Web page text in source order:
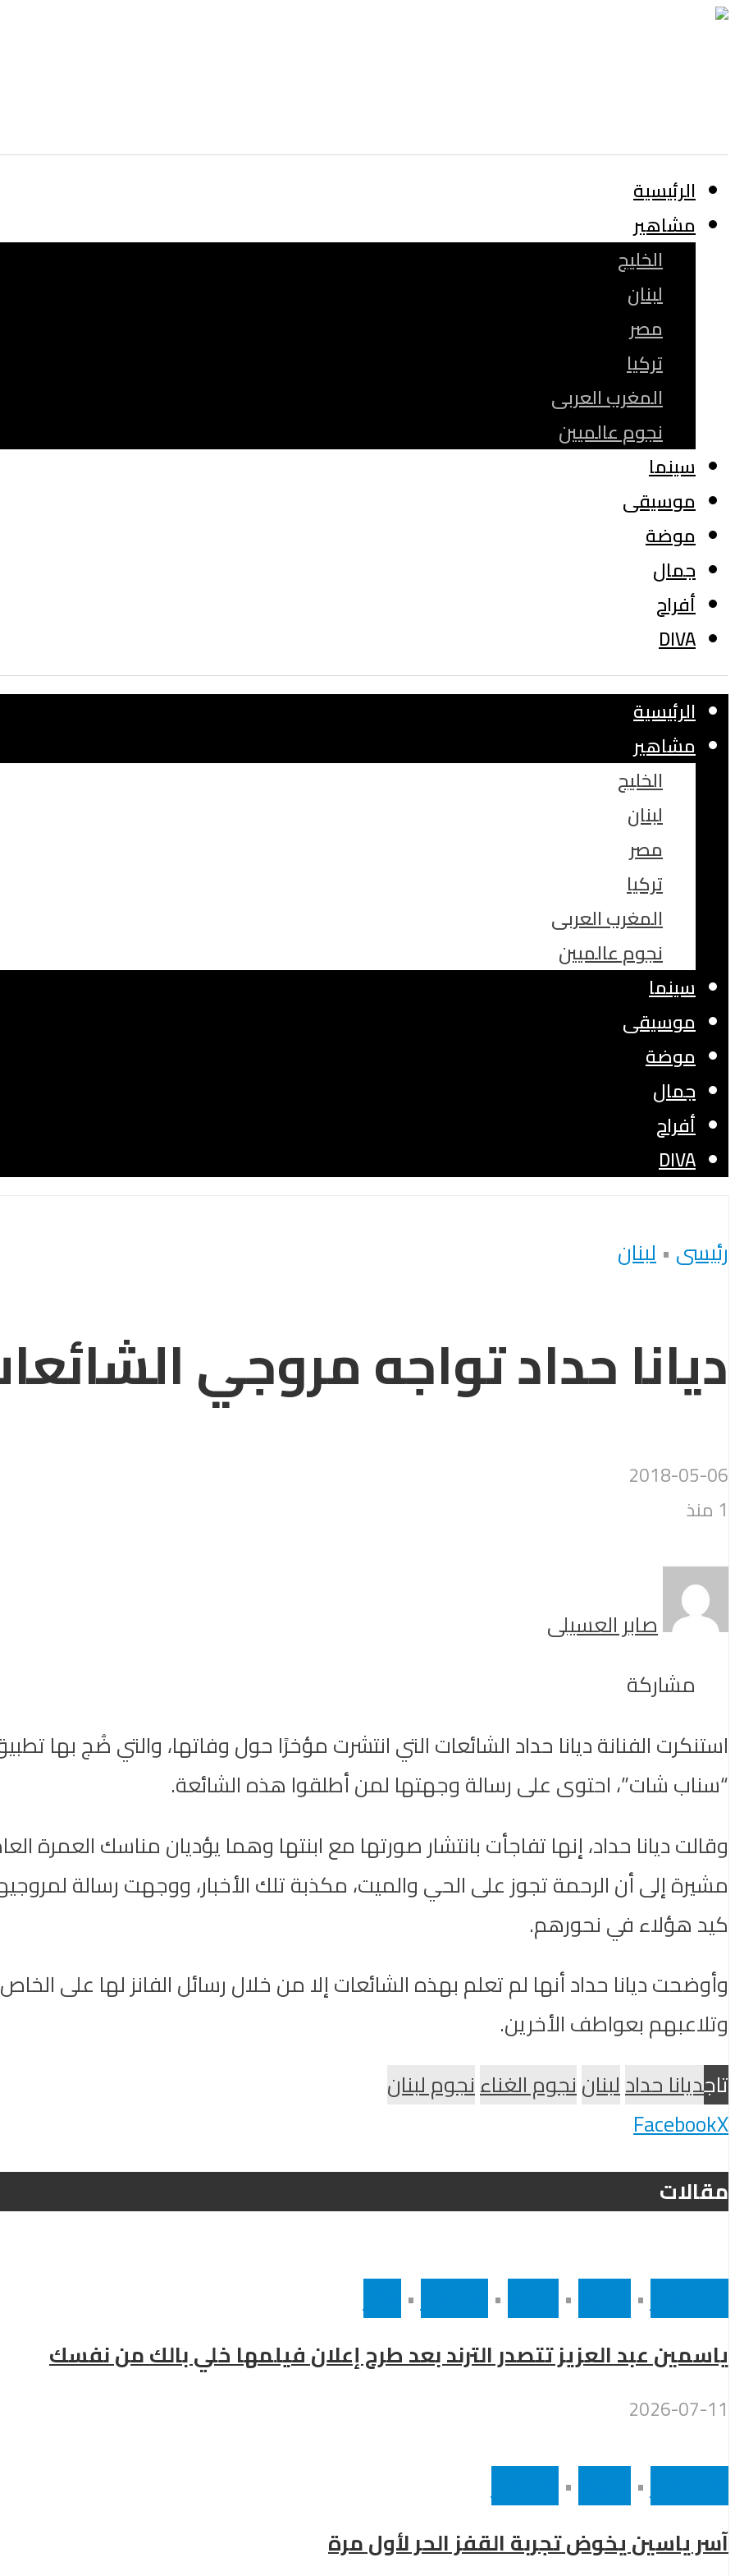
الرئيسية
مشاهير
الخليج
لبنان
مصر
تركيا
المغرب العربى
نجوم عالميين
سينما
موسيقى
موضة
جمال
أفراح
DIVA
الرئيسية
مشاهير
الخليج
لبنان
مصر
تركيا
المغرب العربى
نجوم عالميين
سينما
موسيقى
موضة
جمال
أفراح
DIVA
رئيسى •لبنان
ديانا حداد تواجه مروجي
2018-05-06
1 منذ
صابر العسيلى
مشاركة
استنكرت الفنانة ديانا حداد الشائعات التي انتشرت مؤخرًا حول وفاتها، والتي ضُج بها
“سناب شات”، احتوى على رسالة وجهتها لمن أطلقوا هذه الشائعة.
وقالت ديانا حداد، إنها تفاجأت بانتشار صورتها مع ابنتها وهما يؤديان مناسك العمرة
مشيرة إلى أن الرحمة تجوز على الحي والميت، مكذبة تلك الأخبار، ووجهت رسالة
كيد هؤلاء في نحورهم.
وأوضحت ديانا حداد أنها لم تعلم بهذه الشائعات إلا من خلال رسائل الفانز لها على
وتلاعبهم بعواطف الأخرين.
تاجديانا حدادلبناننجوم الغناءنجوم لبنان
FacebookX
مقالات
•
•
•
•
ياسمين عبد العزيز تتصدر الترند بعد طرح إعلان فيلمها خلي بالك من نفسك
2026-07-11
•
•
آسر ياسين يخوض تجربة القفز الحر لأول مرة